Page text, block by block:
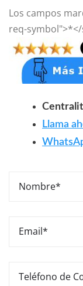
Los campos
req-
Llama